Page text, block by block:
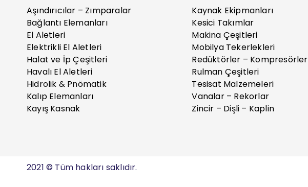
Aşındırıcılar – Zımparalar
Bağlantı Elemanları
El Aletleri
Elektrikli El Aletleri
Halat ve İp Çeşitleri
Havalı El Aletleri
Hidrolik & Pnömatik
Kalıp Elemanları
Kayış Kasnak
Kaynak Ekipmanları
Kesici Takımlar
Makina Çeşitleri
Mobilya Tekerlekleri
Redüktörler – Kompresörler
Rulman Çeşitleri
Tesisat Malzemeleri
Vanalar – Rekorlar
Zincir – Dişli – Kaplin
2021 © Tüm hakları saklıdır.